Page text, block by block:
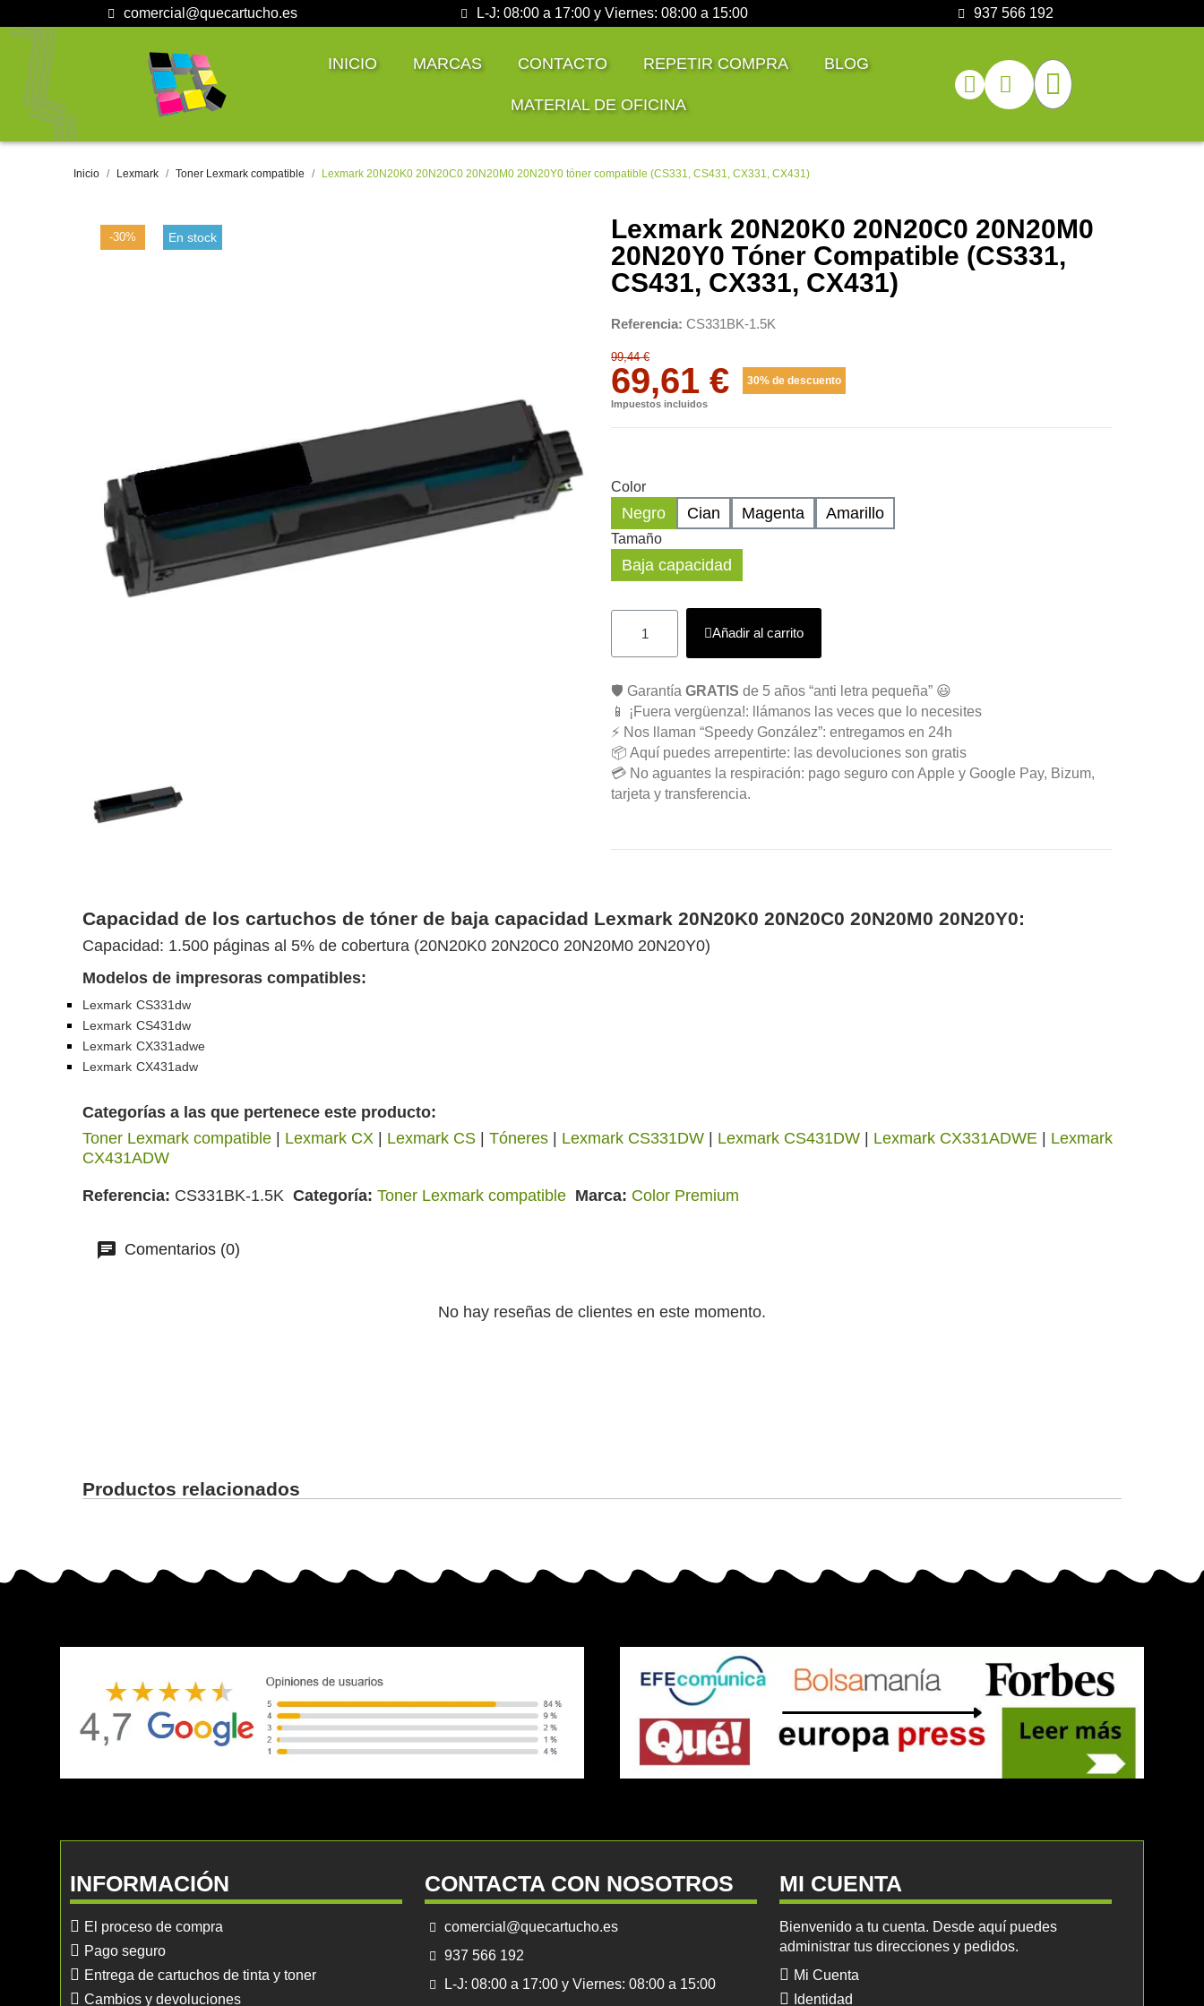
comercial@quecartucho.es L-J: 08:00 a 17:00 y Viernes: 08:00 a 15:00 937 566 192
INICIO MARCAS CONTACTO REPETIR COMPRA BLOG
MATERIAL DE OFICINA
Inicio Lexmark Toner Lexmark compatible Lexmark 20N20K0 20N20C0 20N20M0 20N20Y0 tóner compatible (CS331, CS431, CX331, CX431)
-30% En stock
Lexmark 20N20K0 20N20C0 20N20M0
20N20Y0 Tóner Compatible (CS331,
CS431, CX331, CX431)
Referencia CS331BK-1.5K
99,44 €
69,61 € 30% de descuento
Impuestos incluidos
Color
Negro Cian Magenta Amarillo
Tamaño
Baja capacidad
Añadir al carrito
🛡️ Garantía GRATIS de 5 años “anti letra pequeña” 😃
📱 ¡Fuera vergüenza!: llámanos las veces que lo necesites
⚡ Nos llaman “Speedy González”: entregamos en 24h
📦 Aquí puedes arrepentirte: las devoluciones son gratis
💳 No aguantes la respiración: pago seguro con Apple y Google Pay, Bizum,
tarjeta y transferencia.
Capacidad de los cartuchos de tóner de baja capacidad Lexmark 20N20K0 20N20C0 20N20M0 20N20Y0:
Capacidad: 1.500 páginas al 5% de cobertura (20N20K0 20N20C0 20N20M0 20N20Y0)
Modelos de impresoras compatibles:
Lexmark CS331dw
Lexmark CS431dw
Lexmark CX331adwe
Lexmark CX431adw
Categorías a las que pertenece este producto:
Toner Lexmark compatible
Lexmark CX Lexmark CS Tóneres Lexmark CS331DW Lexmark CS431DW Lexmark CX331ADWE
Lexmark
CX431ADW
Referencia CS331BK-1.5K Categoría Toner Lexmark compatible Marca Color Premium
Comentarios (0)
No hay reseñas de clientes en este momento.
Productos relacionados
INFORMACIÓN
El proceso de compra
Pago seguro
Entrega de cartuchos de tinta y toner
Cambios y devoluciones
CONTACTA CON NOSOTROS
comercial@quecartucho.es
937 566 192
L-J: 08:00 a 17:00 y Viernes: 08:00 a 15:00
MI CUENTA
Bienvenido a tu cuenta. Desde aquí puedes
administrar tus direcciones y pedidos.
Mi Cuenta
Identidad